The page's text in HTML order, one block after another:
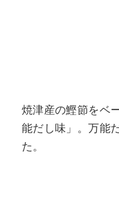
焼津産の鰹節をベ
能だし味」。万能
た。